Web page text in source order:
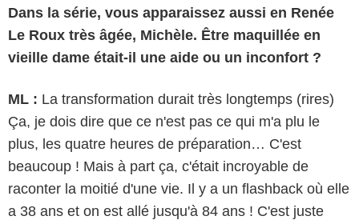
Dans la série, vous apparaissez aussi en Renée
Le Roux très âgée, Michèle. Être maquillée en
vieille dame était-il une aide ou un inconfort ?
ML : La transformation durait très longtemps (rires)
Ça, je dois dire que ce n'est pas ce qui m'a plu le
plus, les quatre heures de préparation… C'est
beaucoup ! Mais à part ça, c'était incroyable de
raconter la moitié d'une vie. Il y a un flashback où elle
a 38 ans et on est allé jusqu'à 84 ans ! C'est juste